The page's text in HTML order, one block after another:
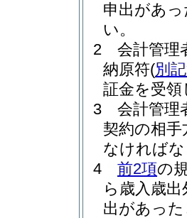
申出があ
い。
2
会計管理
納原符(別
証金を受
3
会計管理
契約の相
なければ
4
前2項の
ら歳入歳
出があっ